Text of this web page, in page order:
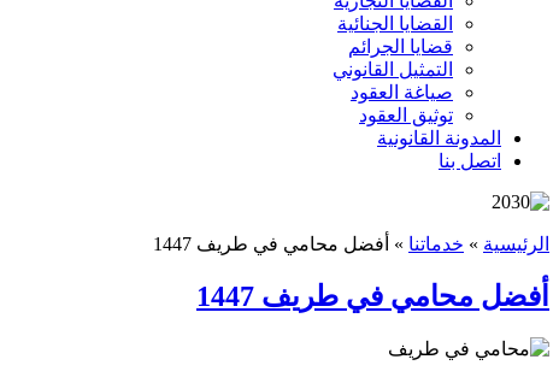
القضايا الجنائية
قضايا الجرائم
التمثيل القانوني
صياغة العقود
توثيق العقود
المدونة القانونية
اتصل بنا
الرئيسية » خدماتنا » أفضل محامي في طريف 1447
أفضل محامي في طريف 1447